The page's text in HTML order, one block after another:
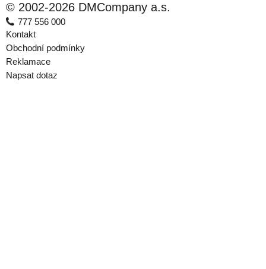
© 2002-2026 DMCompany a.s.
777 556 000
Kontakt
Obchodní podmínky
Reklamace
Napsat dotaz